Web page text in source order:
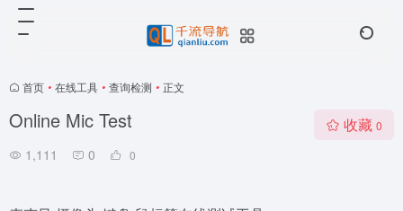
首页 • 在线工具 • 查询检测 • 正文
Online Mic Test
1,111 0 0
收藏 0